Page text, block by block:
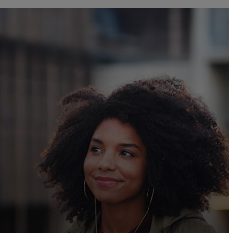
Pentru întreaga lume
Pentru inovatori
Știri și tendințe